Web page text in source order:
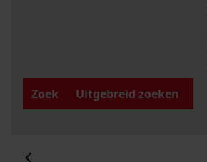
Zoek
Uitgebreid zoeken